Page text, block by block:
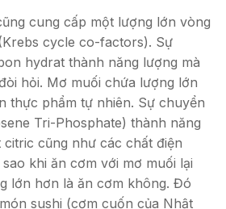
cung cấp một lượng lớn vòng
cycle co-factors). Sự
hydrat thành năng lượng mà
hỏi. Mơ muối chứa lượng lớn
thực phẩm tự nhiên. Sự chuyển
Tri-Phosphate) thành năng
cũng như các chất điện
khi ăn cơm với mơ muối lại
lớn hơn là ăn cơm không. Đó
sushi (cơm cuốn của Nhật